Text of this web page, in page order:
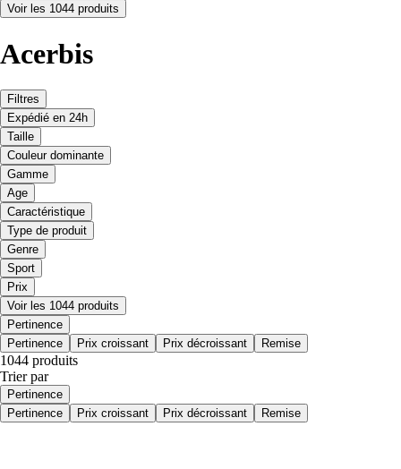
Voir les 1044 produits
Acerbis
Filtres
Expédié en 24h
Taille
Couleur dominante
Gamme
Age
Caractéristique
Type de produit
Genre
Sport
Prix
Voir les 1044 produits
Pertinence
Pertinence
Prix croissant Prix décroissant Remise
1044 produits
Trier par
Pertinence
Pertinence
Prix croissant Prix décroissant Remise